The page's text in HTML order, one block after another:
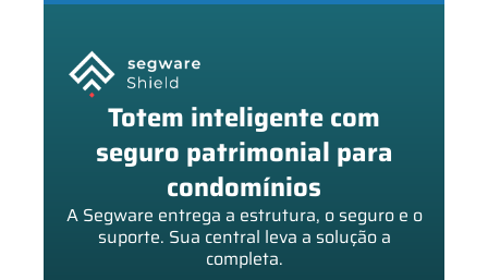
Totem inteligente com
seguro patrimonial para
condomínios
A Segware entrega a estrutura, o seguro e o
suporte. Sua central leva a solução a
completa.